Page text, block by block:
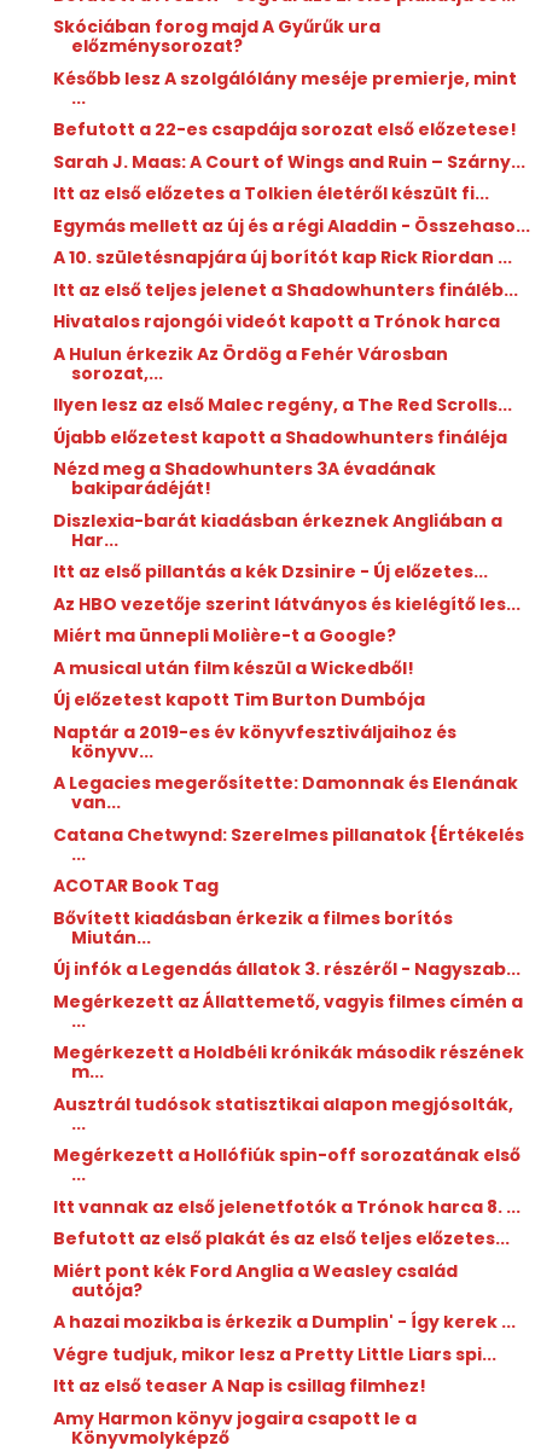
Skóciában forog majd A Gyűrűk ura
előzménysorozat?
Később lesz A szolgálólány meséje premierje, mint
...
Befutott a 22-es csapdája sorozat első előzetese!
Sarah J. Maas: A ​Court of Wings and Ruin – Szárny...
Itt az első előzetes a Tolkien életéről készült fi...
Egymás mellett az új és a régi Aladdin - Összehaso...
A 10. születésnapjára új borítót kap Rick Riordan ...
Itt az első teljes jelenet a Shadowhunters fináléb...
Hivatalos rajongói videót kapott a Trónok harca
A Hulun érkezik Az Ördög a Fehér Városban
sorozat,...
Ilyen lesz az első Malec regény, a The Red Scrolls...
Újabb előzetest kapott a Shadowhunters fináléja
Nézd meg a Shadowhunters 3A évadának
bakiparádéját!
Diszlexia-barát kiadásban érkeznek Angliában a
Har...
Itt az első pillantás a kék Dzsinire - Új előzetes...
Az HBO vezetője szerint látványos és kielégítő les...
Miért ma ünnepli Molière-t a Google?
A musical után film készül a Wickedből!
Új előzetest kapott Tim Burton Dumbója
Naptár a 2019-es év könyvfesztiváljaihoz és
könyvv...
A Legacies megerősítette: Damonnak és Elenának
van...
Catana Chetwynd: Szerelmes ​pillanatok {Értékelés
...
ACOTAR Book Tag
Bővített kiadásban érkezik a filmes borítós
Miután...
Új infók a Legendás állatok 3. részéről - Nagyszab...
Megérkezett az Állattemető, vagyis filmes címén a
...
Megérkezett a Holdbéli krónikák második részének
m...
Ausztrál tudósok statisztikai alapon megjósolták,
...
Megérkezett a Hollófiúk spin-off sorozatának első
...
Itt vannak az első jelenetfotók a Trónok harca 8. ...
Befutott az első plakát és az első teljes előzetes...
Miért pont kék Ford Anglia a Weasley család
autója?
A hazai mozikba is érkezik a Dumplin' - Így kerek ...
Végre tudjuk, mikor lesz a Pretty Little Liars spi...
Itt az első teaser A Nap is csillag filmhez!
Amy Harmon könyv jogaira csapott le a
Könyvmolyképző